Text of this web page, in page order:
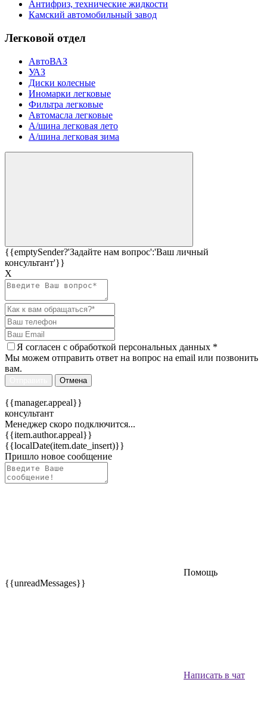
Антифриз, технические жидкости
Камский автомобильный завод
Легковой отдел
АвтоВАЗ
УАЗ
Диски колесные
Иномарки легковые
Фильтра легковые
Автомасла легковые
А/шина легковая лето
А/шина легковая зима
{{emptySender?'Задайте нам вопрос':'Ваш личный
консультант'}}
Х
Я согласен c обработкой персональных данных *
Мы можем отправить ответ на вопрос на email или позвонить
вам.
Отмена
{{manager.appeal}}
консультант
Менеджер скоро подключится...
{{item.author.appeal}}
{{localDate(item.date_insert)}}
Пришло новое сообщение
Помощь
{{unreadMessages}}
Написать в чат